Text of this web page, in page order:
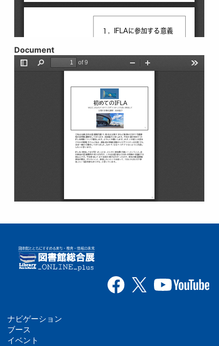
Document
フ
ナビゲーション
ブース
イベント